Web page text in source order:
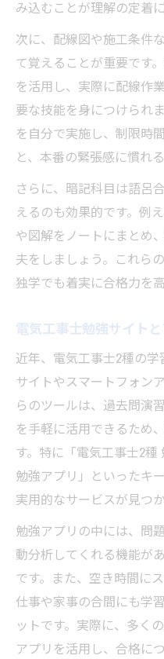
み込むことが理解の定着
次に、配線図や施工条件
て覚えることが重要です
を活用し、実際に配線作
要な技能を身につけられ
を自分で実施し、制限時
と、本番の緊張感に慣れ
さらに、暗記科目は語呂
えるのも効果的です。例
や図解をノートにまとめ
夫をしましょう。これら
独学でも着実に合格力を
電気工事士勉強サイト
近年、電気工事士2種の
サイトやスマートフォン
らのツールは、過去問演
を手軽に活用できるため
す。特に「電気工事士2
勉強アプリ」といったキ
実用的なサービスが見つか
勉強アプリの中には、問
動分析してくれる機能が
です。また、空き時間に
仕事や家事の合間にも学
ットです。実際に、多く
アプリを活用し、合格に